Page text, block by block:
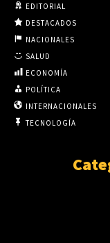
EDITORIAL
DESTACADOS
NACIONALES
SALUD
ECONOMÍA
POLÍTICA
INTERNACIONALES
TECNOLOGÍA